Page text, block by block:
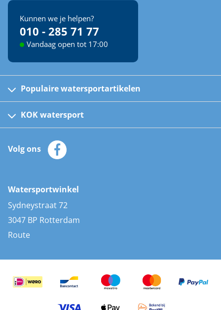
Kunnen we je helpen?
010 - 285 71 77
Vandaag open tot 17:00
Populaire watersportartikelen
Kinder reddingsvesten
Automatische reddingsvesten
Zeilkleding
Zonnepanelen
AIS transponders
Stootwillen en fenders
Bootkussens
Zwemtrappen
KOK watersport
Klantenservice
Merken
Volg ons
Watersportwinkel
Sydneystraat 72
3047 BP Rotterdam
Route